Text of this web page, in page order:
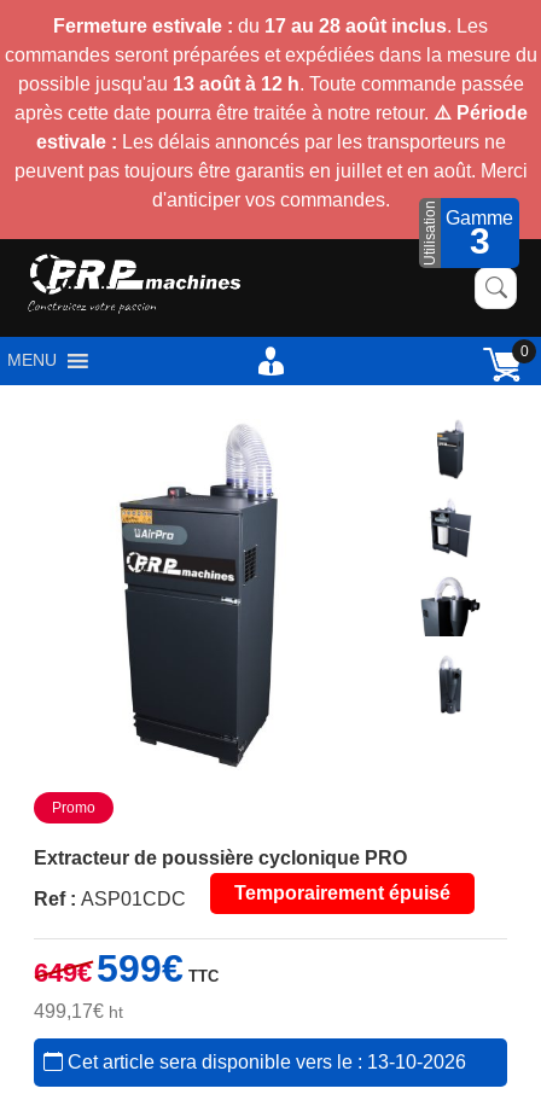
Fermeture estivale : du 17 au 28 août inclus. Les
commandes seront préparées et expédiées dans la mesure du
possible jusqu'au 13 août à 12 h. Toute commande passée
après cette date pourra être traitée à notre retour. ⚠️ Période
estivale : Les délais annoncés par les transporteurs ne
peuvent pas toujours être garantis en juillet et en août. Merci
d'anticiper vos commandes.
MENU 0
Promo
Extracteur de poussière cyclonique PRO
Ref : ASP01CDC Temporairement épuisé
Utilisation Gamme
3
649€
Le
prix
initial
était :
649€.
599€prix
est :
599€.
TTC
499,17€ht
Cet article sera disponible vers le : 13-10-2026